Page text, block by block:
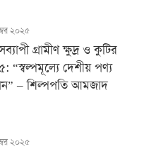
২০২৫
গ্রামীণ ক্ষুদ্র ও কুটির
“স্বল্পমূল্যে দেশীয় পণ্য
– শিল্পপতি আমজাদ
২০২৫